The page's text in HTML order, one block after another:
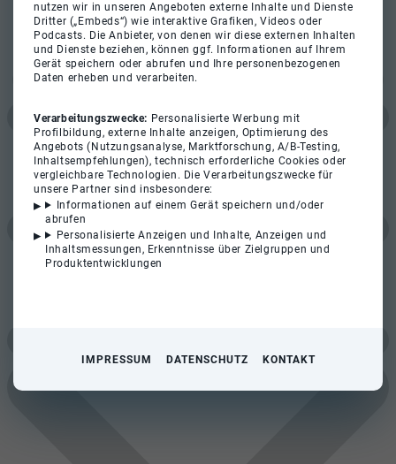
nutzen wir in unseren Angeboten externe Inhalte und Dienste
Dritter („Embeds“) wie interaktive Grafiken, Videos oder
Podcasts. Die Anbieter, von denen wir diese externen Inhalten
und Dienste beziehen, können ggf. Informationen auf Ihrem
Gerät speichern oder abrufen und Ihre personenbezogenen
Daten erheben und verarbeiten.
Verarbeitungszwecke: Personalisierte Werbung mit
Profilbildung, externe Inhalte anzeigen, Optimierung des
Angebots (Nutzungsanalyse, Marktforschung, A/B-Testing,
Inhaltsempfehlungen), technisch erforderliche Cookies oder
vergleichbare Technologien. Die Verarbeitungszwecke für
unsere Partner sind insbesondere:
Informationen auf einem Gerät speichern und/oder
abrufen
Personalisierte Anzeigen und Inhalte, Anzeigen und
Inhaltsmessungen, Erkenntnisse über Zielgruppen und
Produktentwicklungen
IMPRESSUM DATENSCHUTZ KONTAKT